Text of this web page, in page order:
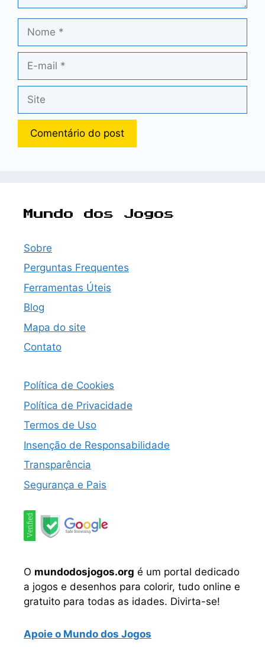
mail
Mundo dos Jogos
Sobre
Perguntas Frequentes
Ferramentas Úteis
Blog
Mapa do site
Contato
Política de Cookies
Política de Privacidade
Termos de Uso
Insenção de Responsabilidade
Transparência
Segurança e Pais
O mundodosjogos.org é um portal dedicado
a jogos e desenhos para colorir, tudo online e
gratuito para todas as idades. Divirta-se!
Apoie o Mundo dos Jogos